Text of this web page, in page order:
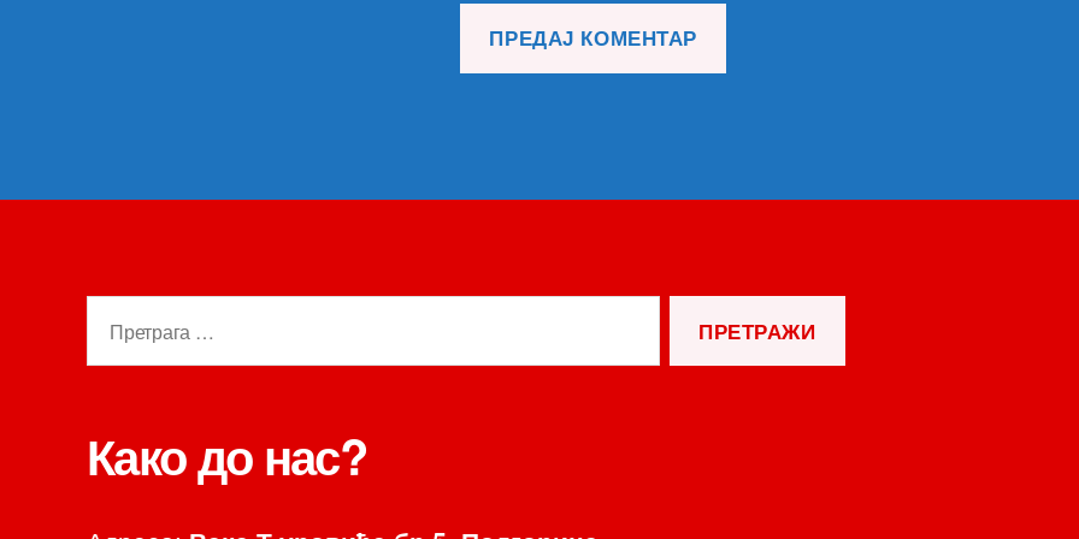
Како до нас?